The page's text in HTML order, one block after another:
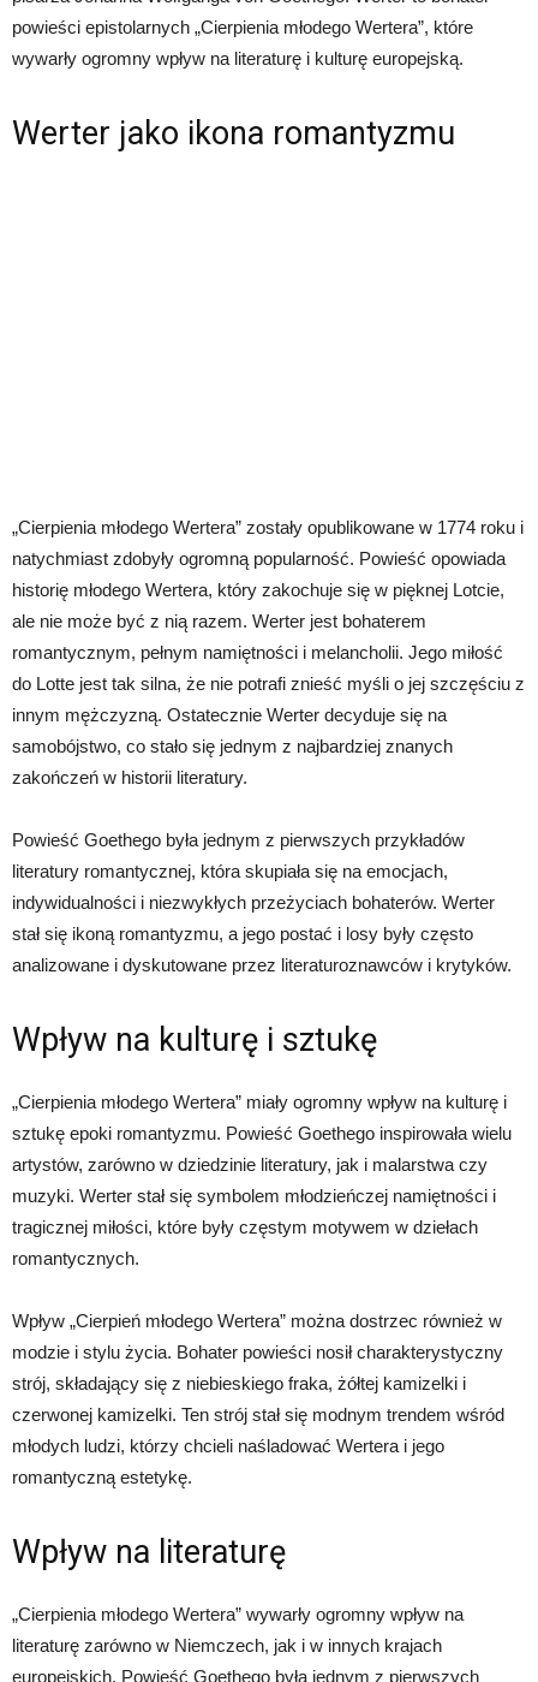
powieści epistolarnych „Cierpienia młodego Wertera”, które
wywarły ogromny wpływ na literaturę i kulturę europejską.
Werter jako ikona romantyzmu
„Cierpienia młodego Wertera” zostały opublikowane w 1774 roku i
natychmiast zdobyły ogromną popularność. Powieść opowiada
historię młodego Wertera, który zakochuje się w pięknej Lotcie,
ale nie może być z nią razem. Werter jest bohaterem
romantycznym, pełnym namiętności i melancholii. Jego miłość
do Lotte jest tak silna, że nie potrafi znieść myśli o jej szczęściu z
innym mężczyzną. Ostatecznie Werter decyduje się na
samobójstwo, co stało się jednym z najbardziej znanych
zakończeń w historii literatury.
Powieść Goethego była jednym z pierwszych przykładów
literatury romantycznej, która skupiała się na emocjach,
indywidualności i niezwykłych przeżyciach bohaterów. Werter
stał się ikoną romantyzmu, a jego postać i losy były często
analizowane i dyskutowane przez literaturoznawców i krytyków.
Wpływ na kulturę i sztukę
„Cierpienia młodego Wertera” miały ogromny wpływ na kulturę i
sztukę epoki romantyzmu. Powieść Goethego inspirowała wielu
artystów, zarówno w dziedzinie literatury, jak i malarstwa czy
muzyki. Werter stał się symbolem młodzieńczej namiętności i
tragicznej miłości, które były częstym motywem w dziełach
romantycznych.
Wpływ „Cierpień młodego Wertera” można dostrzec również w
modzie i stylu życia. Bohater powieści nosił charakterystyczny
strój, składający się z niebieskiego fraka, żółtej kamizelki i
czerwonej kamizelki. Ten strój stał się modnym trendem wśród
młodych ludzi, którzy chcieli naśladować Wertera i jego
romantyczną estetykę.
Wpływ na literaturę
„Cierpienia młodego Wertera” wywarły ogromny wpływ na
literaturę zarówno w Niemczech, jak i w innych krajach
europejskich. Powieść Goethego była jednym z pierwszych